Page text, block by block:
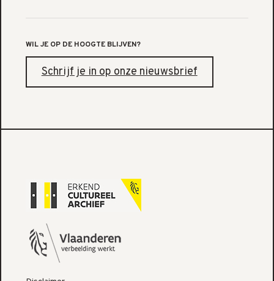
WIL JE OP DE HOOGTE BLIJVEN?
Schrijf je in op onze nieuwsbrief